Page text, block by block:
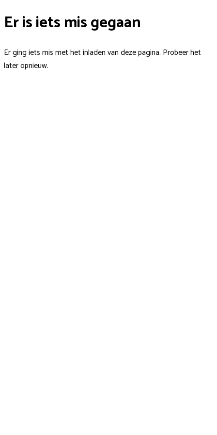
Er is iets mis gegaan
Er ging iets mis met het inladen van deze pagina. Probeer het
later opnieuw.